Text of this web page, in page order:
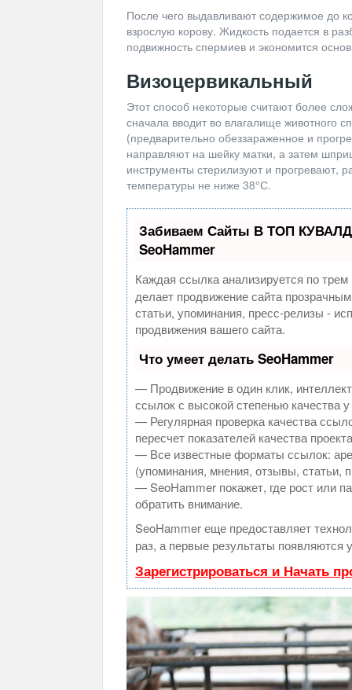
После чего выдавливают содержимое до
взрослую корову. Жидкость подается в
подвижность спермиев и экономится
Визоцервикальный
Этот способ некоторые считают более
сначала вводит во влагалище животного
(предварительно обеззараженное и
направляют на шейку матки, а затем
инструменты стерилизуют и прогревают,
температуры не ниже 38°С.
Забиваем Сайты В ТОП
SeoHammer
Каждая ссылка анализируется по
делает продвижение сайта
статьи, упоминания, пресс-релизы -
продвижения вашего сайта.
Что умеет делать SeoHammer
— Продвижение в один клик,
ссылок с высокой степенью качества
— Регулярная проверка качества
пересчет показателей качества
— Все известные форматы ссылок:
(упоминания, мнения, отзывы, статьи,
— SeoHammer покажет, где рост или
обратить внимание.
SeoHammer еще предоставляет
раз, а первые результаты появляются
Зарегистрироваться и Начать